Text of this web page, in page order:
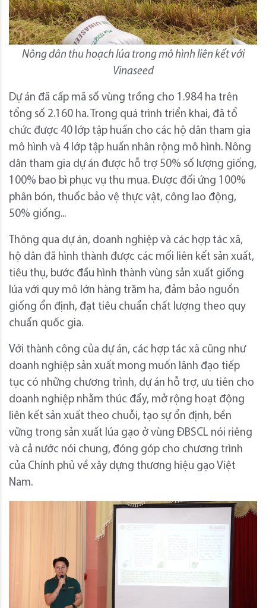
Nông dân thu hoạch lúa trong mô hình liên kết với
Vinaseed
Dự án đã cấp mã số vùng trồng cho 1.984 ha trên
tổng số 2.160 ha. Trong quá trình triển khai, đã tổ
chức được 40 lớp tập huấn cho các hộ dân tham gia
mô hình và 4 lớp tập huấn nhân rộng mô hình. Nông
dân tham gia dự án được hỗ trợ 50% số lượng giống,
100% bao bì phục vụ thu mua. Được đối ứng 100%
phân bón, thuốc bảo vệ thực vật, công lao động,
50% giống...
Thông qua dự án, doanh nghiệp và các hợp tác xã,
hộ dân đã hình thành được các mối liên kết sản xuất,
tiêu thụ, bước đầu hình thành vùng sản xuất giống
lúa với quy mô lớn hàng trăm ha, đảm bảo nguồn
giống ổn định, đạt tiêu chuẩn chất lượng theo quy
chuẩn quốc gia.
Với thành công của dự án, các hợp tác xã cũng như
doanh nghiệp sản xuất mong muốn lãnh đạo tiếp
tục có những chương trình, dự án hỗ trợ, ưu tiên cho
doanh nghiệp nhằm thúc đẩy, mở rộng hoạt động
liên kết sản xuất theo chuỗi, tạo sự ổn định, bền
vững trong sản xuất lúa gạo ở vùng ĐBSCL nói riêng
và cả nước nói chung, đóng góp cho chương trình
của Chính phủ về xây dựng thương hiệu gạo Việt
Nam.